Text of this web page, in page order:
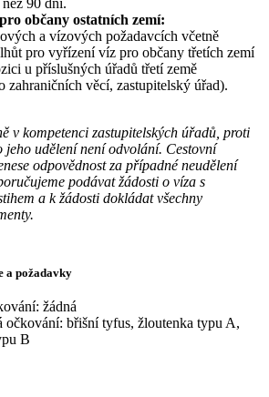
90 dní.
občany ostatních zemí:
a vízových požadavcích včetně
pro vyřízení víz pro občany třetích zemí
u příslušných úřadů třetí země
zahraničních věcí, zastupitelský úřad).
v kompetenci zastupitelských úřadů, proti
jeho udělení není odvolání. Cestovní
odpovědnost za případné neudělení
podávat žádosti o víza s
a k žádosti dokládat všechny
a požadavky
žádná
očkování: břišní tyfus, žloutenka typu A,
B